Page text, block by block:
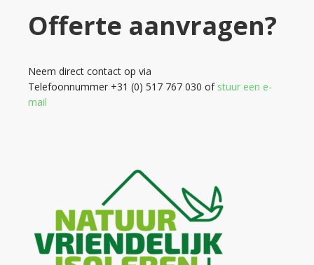
Offerte aanvragen?
Neem direct contact op via
Telefoonnummer +31 (0) 517 767 030 of stuur een e-
mail